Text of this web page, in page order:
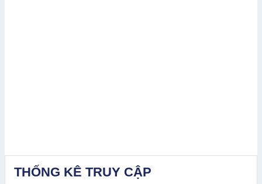
THỐNG KÊ TRUY CẬP